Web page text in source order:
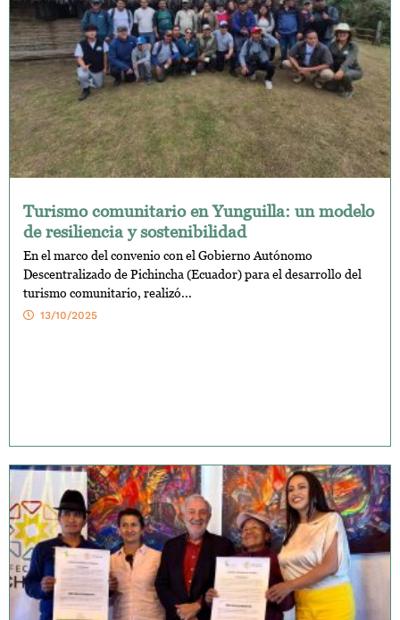
Turismo comunitario en Yunguilla: un modelo
de resiliencia y sostenibilidad
En el marco del convenio con el Gobierno Autónomo
Descentralizado de Pichincha (Ecuador) para el desarrollo del
turismo comunitario, realizó...
13/10/2025